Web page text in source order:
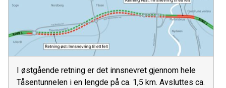
I østgående retning er det innsnevret gjennom hele
Tåsentunnelen i en lengde på ca. 1,5 km. Avsluttes ca.